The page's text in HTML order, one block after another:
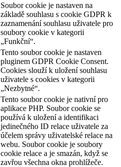
Soubor cookie je nastaven na
základě souhlasu s cookie GDPR k
zaznamenání souhlasu uživatele pro
soubory cookie v kategorii
„Funkční“.
Tento soubor cookie je nastaven
pluginem GDPR Cookie Consent.
Cookies slouží k uložení souhlasu
uživatele s cookies v kategorii
„Nezbytné“.
Tento soubor cookie je nativní pro
aplikace PHP. Soubor cookie se
používá k uložení a identifikaci
jedinečného ID relace uživatele za
účelem správy uživatelské relace na
webu. Soubor cookie je soubory
cookie relace a je smazán, když se
zavřou všechna okna prohlížeče.